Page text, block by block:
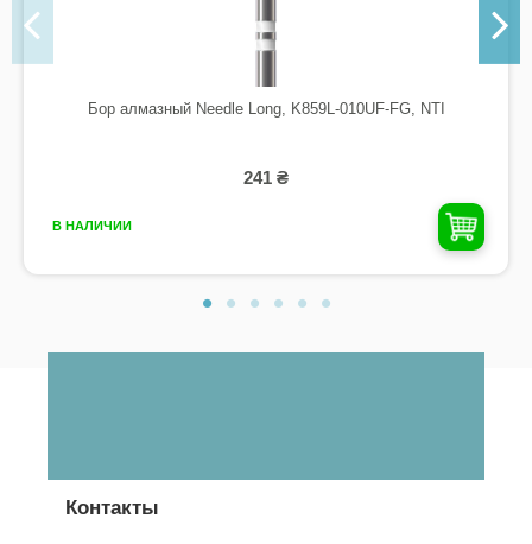
Бор алмазный Needle Long, K859L-010UF-FG, NTI
241 ₴
В НАЛИЧИИ
Контакты